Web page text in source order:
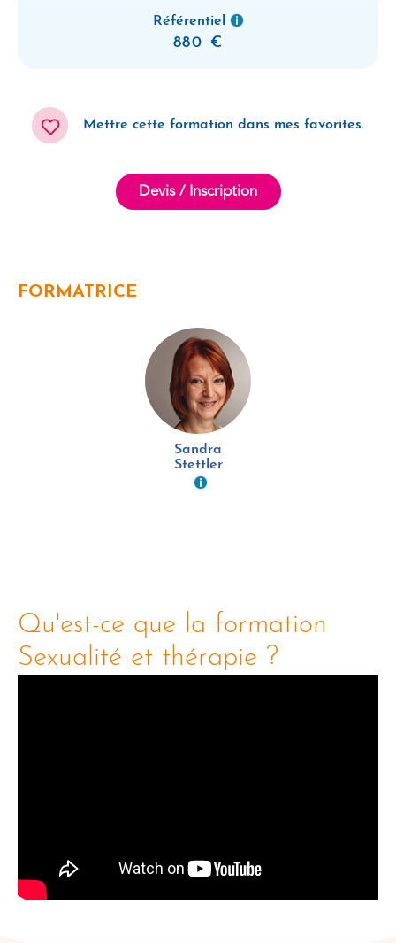
Référentiel
880
Mettre cette formation dans mes favorites.
Devis / Inscription
FORMATRICE
Sandra
Stettler
Qu'est-ce que la formation
Sexualité et thérapie ?